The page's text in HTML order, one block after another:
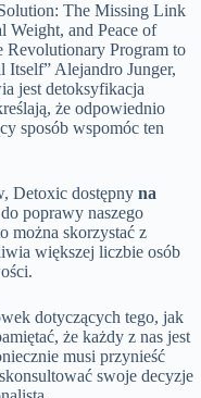
The Missing Link
Weight, and Peace of
Revolutionary Program to
Itself” Alejandro Junger,
jest detoksyfikacja
że odpowiednio
sposób wspomóc ten
Detoxic dostępny na
poprawy naszego
można skorzystać z
większej liczbie osób
dotyczących tego, jak
że każdy z nas jest
musi przynieść
swoje decyzje